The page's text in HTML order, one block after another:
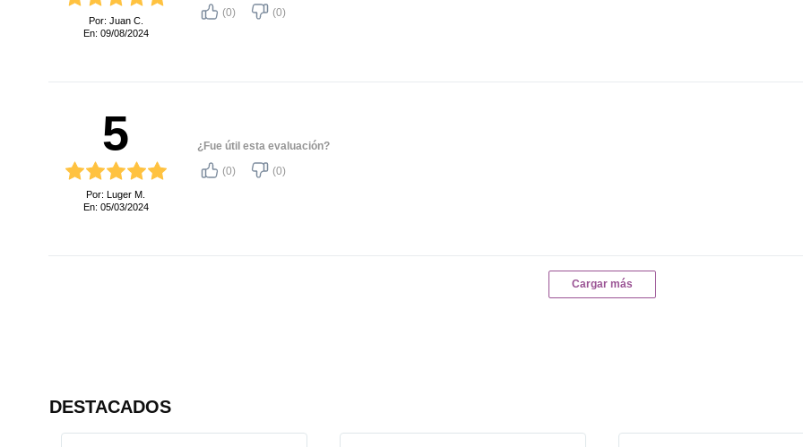
Por: Juan C.
En: 09/08/2024
(0)
(0)
5
Por: Luger M.
En: 05/03/2024
¿Fue útil esta evaluación?
(0)
(0)
Cargar más
DESTACADOS